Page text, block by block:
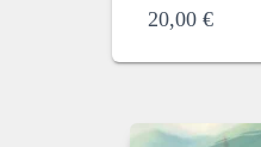
20,00 €